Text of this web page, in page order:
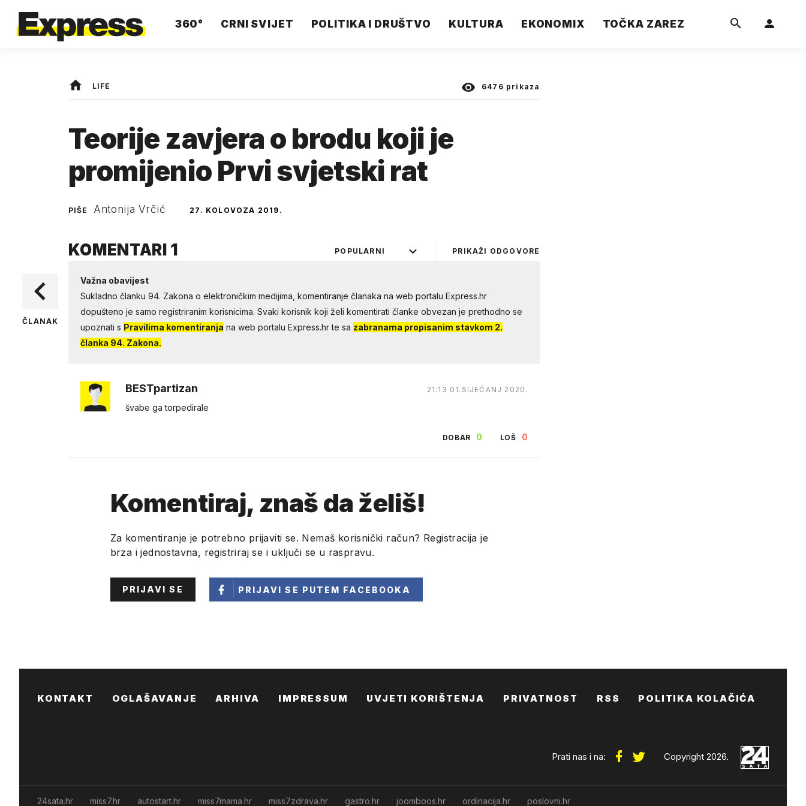
360° CRNI SVIJET POLITIKA I DRUŠTVO KULTURA EKONOMIX TOČKA ZAREZ
LIFE 6476 prikaza
Teorije zavjera o brodu koji je
promijenio Prvi svjetski rat
PIŠE Antonija Vrčić 27. KOLOVOZA 2019.
ČLANAK
KOMENTARI 1 PRIKAŽI ODGOVORE
POPULARNI
Važna obavijest
Sukladno članku 94. Zakona o elektroničkim medijima, komentiranje članaka na web portalu Express.hr
dopušteno je samo registriranim korisnicima. Svaki korisnik koji želi komentirati članke obvezan je prethodno se
upoznati s Pravilima komentiranja na web portalu Express.hr te sa zabranama propisanim stavkom 2.
članka 94. Zakona.
BESTpartizan 21:13 01.SIJEČANJ 2020.
švabe ga torpedirale
DOBAR 0 LOŠ 0
Komentiraj, znaš da želiš!
Za komentiranje je potrebno prijaviti se. Nemaš korisnički račun? Registracija je
brza i jednostavna, registriraj se i uključi se u raspravu.
PRIJAVI SE PRIJAVI SE PUTEM FACEBOOKA
KONTAKT OGLAŠAVANJE ARHIVA IMPRESSUM UVJETI KORIŠTENJA PRIVATNOST RSS POLITIKA KOLAČIĆA
Prati nas i na: Copyright 2026.
24sata.hr miss7.hr autostart.hr miss7mama.hr miss7zdrava.hr gastro.hr joomboos.hr ordinacija.hr
poslovni.hr